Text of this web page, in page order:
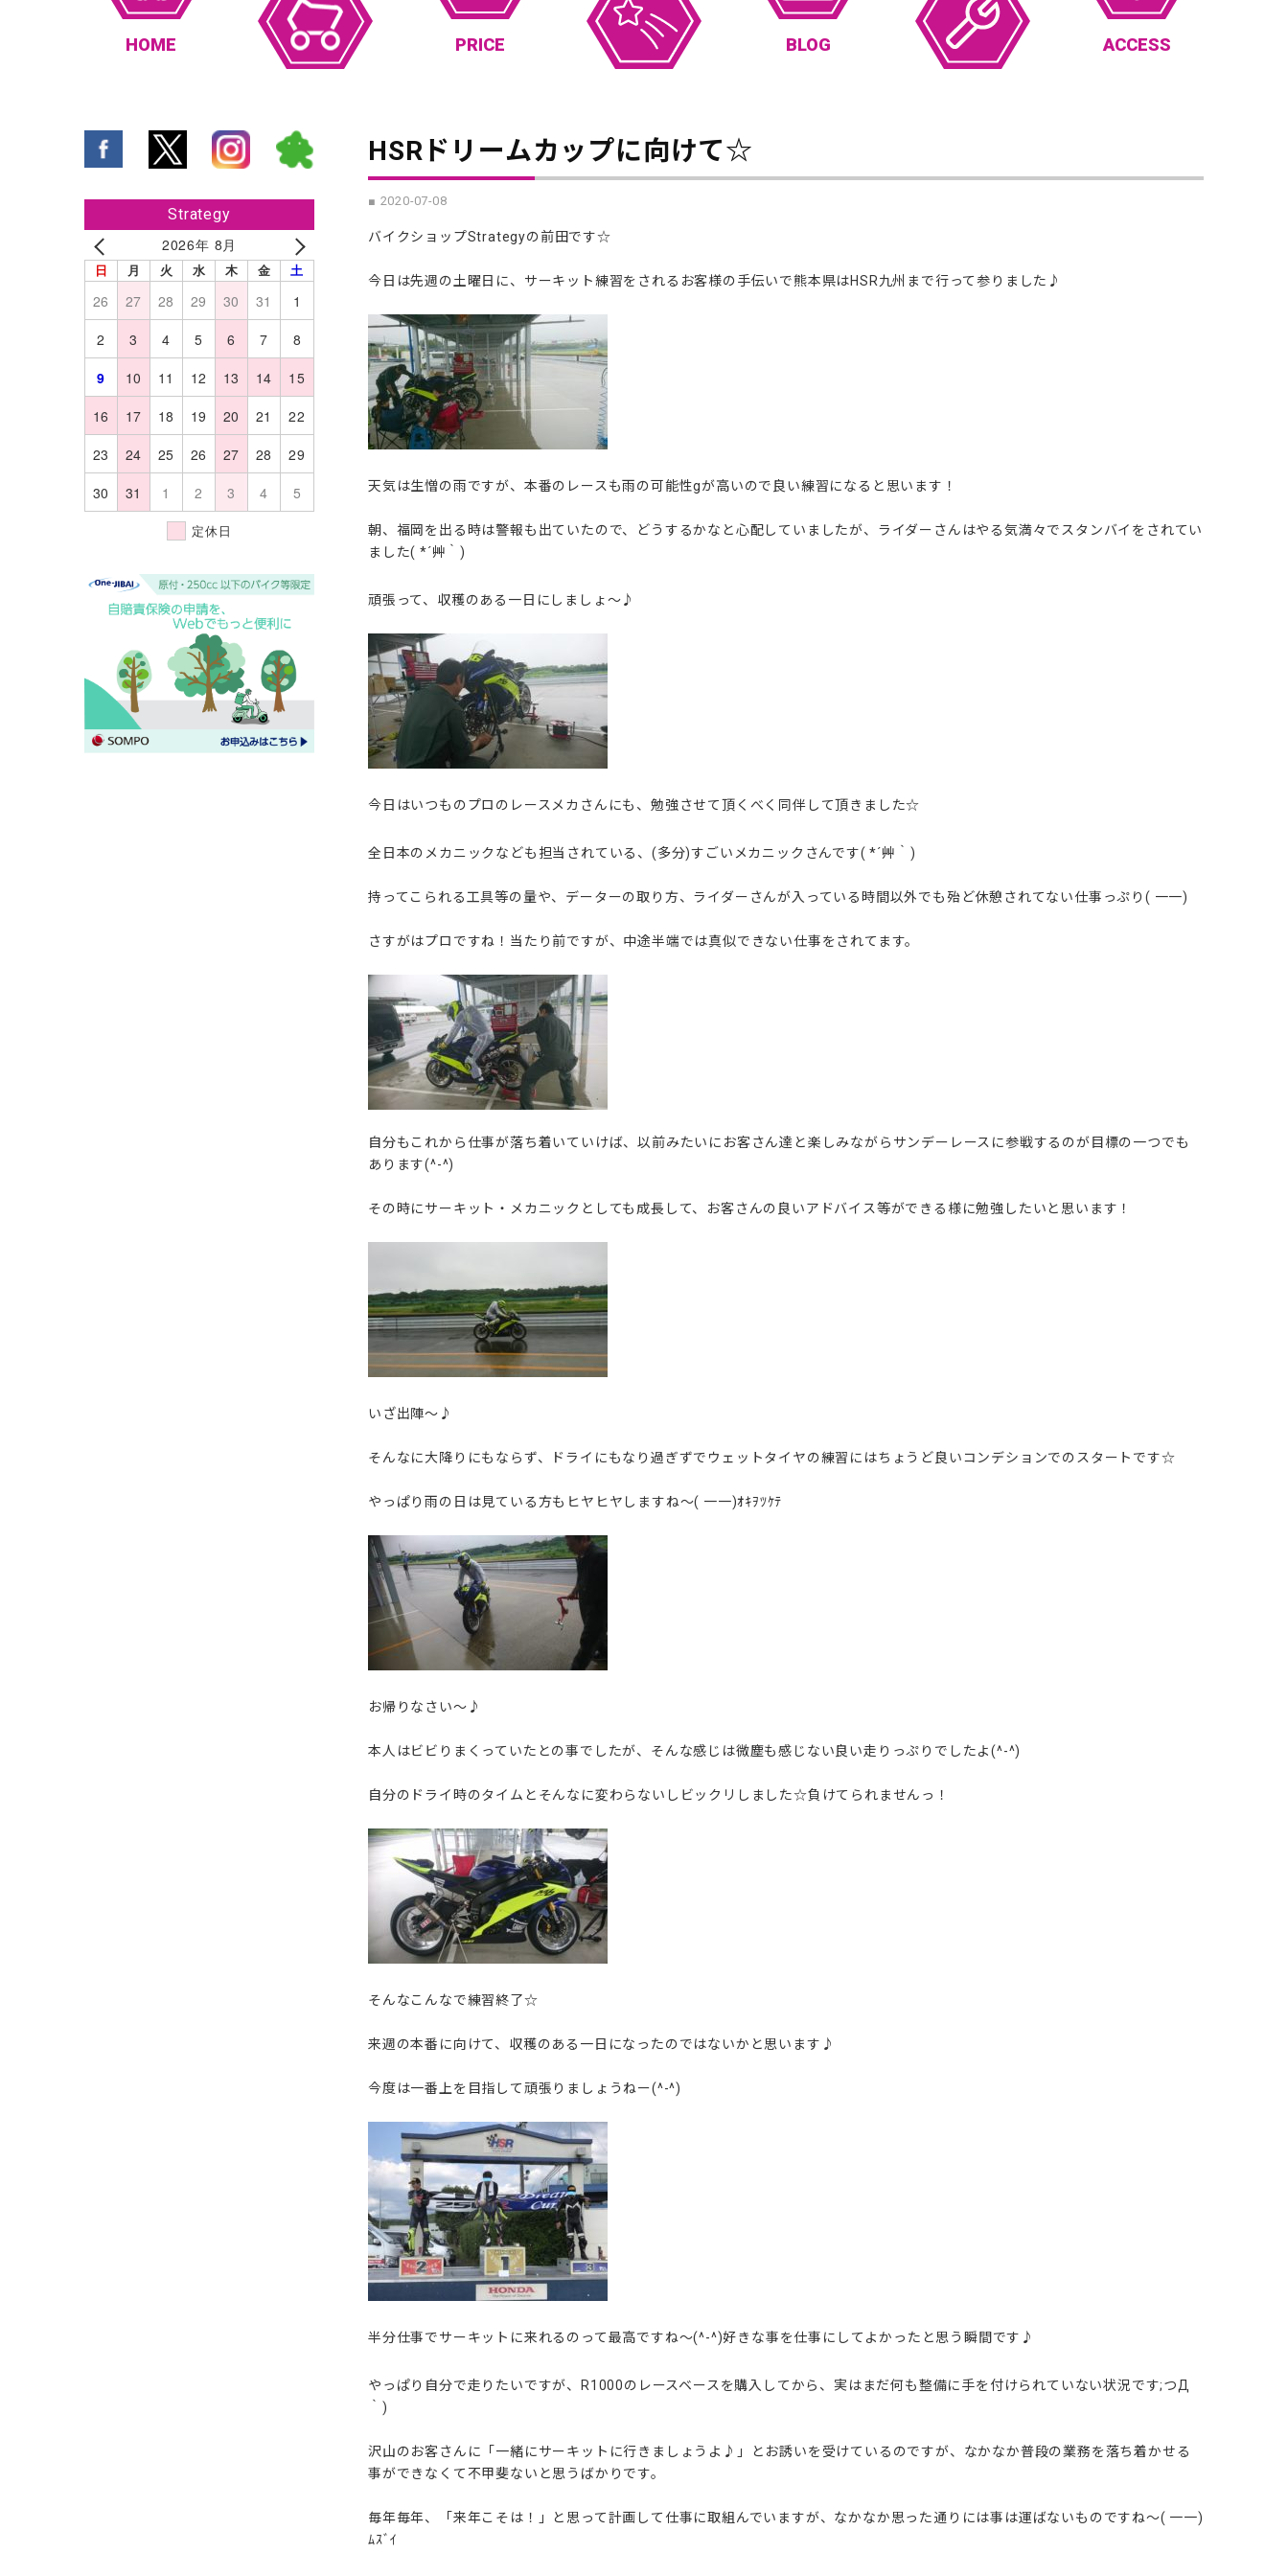
HOME PRICE BLOG ACCESS
Strategy
2026年 8月
日 月 火 水 木 金 土
26 27 28 29 30 31
1
2
3 4 5 6 7
8
9
10 11 12 13 14
15
16
17 18 19 20 21
22
23
24 25 26 27 28
29
30
31 1 2 3 4 5
定休日
HSRドリームカップに向けて☆
■ 2020-07-08
バイクショップStrategyの前田です☆
今日は先週の土曜日に、サーキット練習をされるお客様の手伝いで熊本県はHSR九州まで行って参りました♪
天気は生憎の雨ですが、本番のレースも雨の可能性gが高いので良い練習になると思います！
朝、福岡を出る時は警報も出ていたので、どうするかなと心配していましたが、ライダーさんはやる気満々でスタンバイをされてい
ました( *´艸｀)
頑張って、収穫のある一日にしましょ～♪
今日はいつものプロのレースメカさんにも、勉強させて頂くべく同伴して頂きました☆
全日本のメカニックなども担当されている、(多分)すごいメカニックさんです( *´艸｀)
持ってこられる工具等の量や、データーの取り方、ライダーさんが入っている時間以外でも殆ど休憩されてない仕事っぷり( 一一)
さすがはプロですね！当たり前ですが、中途半端では真似できない仕事をされてます。
自分もこれから仕事が落ち着いていけば、以前みたいにお客さん達と楽しみながらサンデーレースに参戦するのが目標の一つでも
あります(^-^)
その時にサーキット・メカニックとしても成長して、お客さんの良いアドバイス等ができる様に勉強したいと思います！
いざ出陣～♪
そんなに大降りにもならず、ドライにもなり過ぎずでウェットタイヤの練習にはちょうど良いコンデションでのスタートです☆
やっぱり雨の日は見ている方もヒヤヒヤしますね～( 一一)ｵｷｦﾂｹﾃ
お帰りなさい～♪
本人はビビりまくっていたとの事でしたが、そんな感じは微塵も感じない良い走りっぷりでしたよ(^-^)
自分のドライ時のタイムとそんなに変わらないしビックリしました☆負けてられませんっ！
そんなこんなで練習終了☆
来週の本番に向けて、収穫のある一日になったのではないかと思います♪
今度は一番上を目指して頑張りましょうねー(^-^)
半分仕事でサーキットに来れるのって最高ですね～(^-^)好きな事を仕事にしてよかったと思う瞬間です♪
やっぱり自分で走りたいですが、R1000のレースベースを購入してから、実はまだ何も整備に手を付けられていない状況です;つД
｀)
沢山のお客さんに「一緒にサーキットに行きましょうよ♪」とお誘いを受けているのですが、なかなか普段の業務を落ち着かせる
事ができなくて不甲斐ないと思うばかりです。
毎年毎年、「来年こそは！」と思って計画して仕事に取組んでいますが、なかなか思った通りには事は運ばないものですね～( 一一)
ﾑｽﾞｲ